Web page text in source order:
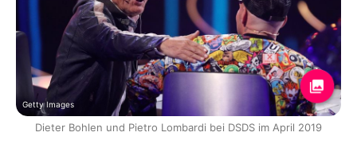
Getty Images
Dieter Bohlen und Pietro Lombardi bei DSDS im April 2019